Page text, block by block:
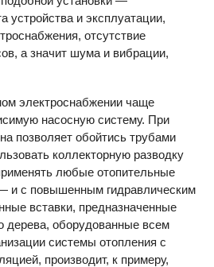
устройства и эксплуатации,
отсутствие
а значит шума и вибрации,
электроснабжении чаще
насосную систему. При
позволяет обойтись трубами
коллекторную разводку
любые отопительные
и с повышенным гидравлическим
вставки, предназначенные
дерева, оборудованные всем
системы отопления с
производит, к примеру,